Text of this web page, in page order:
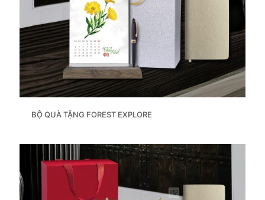
BỘ QUÀ TẶNG FOREST EXPLORE